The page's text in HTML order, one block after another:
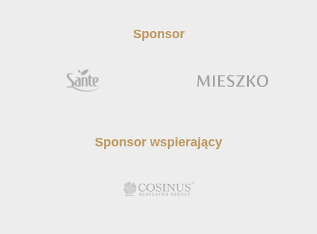
Sponsor
Sponsor wspierający